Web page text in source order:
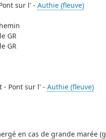
sur l' - Authie (fleuve)
GR
GR
- Pont sur l' - Authie (fleuve)
en cas de grande marée